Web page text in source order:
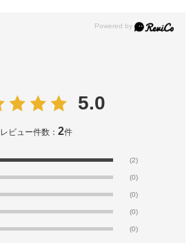
5.0
レビュー件数：2件
(2)
(0)
(0)
(0)
(0)